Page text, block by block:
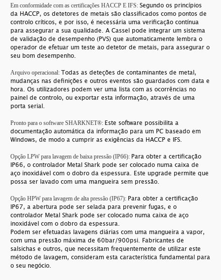
Em conformidade com as certificações HACCP E IFS:Segundo os princípios
da HACCP, os detetores de metais são classificados como pontos de
controlo críticos, e por isso, é necessária uma verificação contínua
para assegurar a sua qualidade. A Cassel pode integrar um sistema
de validação de desempenho (PVS) que automaticamente lembra o
operador de efetuar um teste ao detetor de metais, para assegurar o
seu bom desempenho.
Arquivo operacional:Todas as deteções de contaminantes de metal,
mudanças nas definições e outros eventos são guardados com data e
hora. Os utilizadores podem ver uma lista com as ocorrências no
painel de controlo, ou exportar esta informação, através de uma
porta serial.
Pronto para o software SHARKNET®: Este software possibilita a
documentação automática da informação para um PC baseado em
Windows, de modo a cumprir as exigências da HACCP e IFS.
Opção LPW para lavagem de baixa pressão (IP66): Para obter a certificação
IP66, o controlador Metal Shark pode ser colocado numa caixa de
aço inoxidável com o dobro da espessura. Este upgrade permite que
possa ser lavado com uma mangueira sem pressão.
Opção HPW para lavagem de alta pressão (IP67): Para obter a certificação
IP67, a abertura pode ser selada para prevenir fugas, e o
controlador Metal Shark pode ser colocado numa caixa de aço
inoxidável com o dobro da espessura.
Podem ser efetuadas lavagens diárias com uma mangueira a vapor,
com uma pressão máxima de 60bar/900psi. Fabricantes de
salsichas e outros, que necessitam frequentemente de utilizar este
método de lavagem, consideram esta característica fundamental para
o seu negócio.